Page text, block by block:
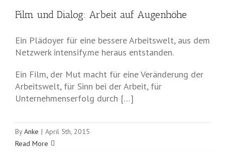
Film und Dialog: Arbeit auf Augenhöhe
Ein Plädoyer für eine bessere Arbeitswelt, aus dem
Netzwerk intensify.me heraus entstanden.
Ein Film, der Mut macht für eine Veränderung der
Arbeitswelt, für Sinn bei der Arbeit, für
Unternehmenserfolg durch […]
ByAnke | April 5th, 2015
Read More